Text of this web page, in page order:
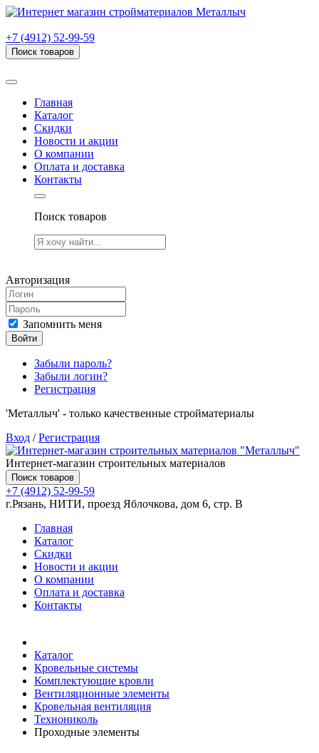
+7 (4912) 52-99-59
Поиск товаров
Главная
Каталог
Скидки
Новости и акции
О компании
Оплата и доставка
Контакты
Поиск товаров
Авторизация
Запомнить меня
Войти
Забыли пароль?
Забыли логин?
Регистрация
'Металлыч' - только качественные стройматериалы
Вход /Регистрация
Интернет-магазин строительных материалов
Поиск товаров
+7 (4912) 52-99-59
г.Рязань, НИТИ, проезд Яблочкова, дом 6, стр. В
Главная
Каталог
Скидки
Новости и акции
О компании
Оплата и доставка
Контакты
Каталог
Кровельные системы
Комплектующие кровли
Вентиляционные элементы
Кровельная вентиляция
Технониколь
Проходные элементы